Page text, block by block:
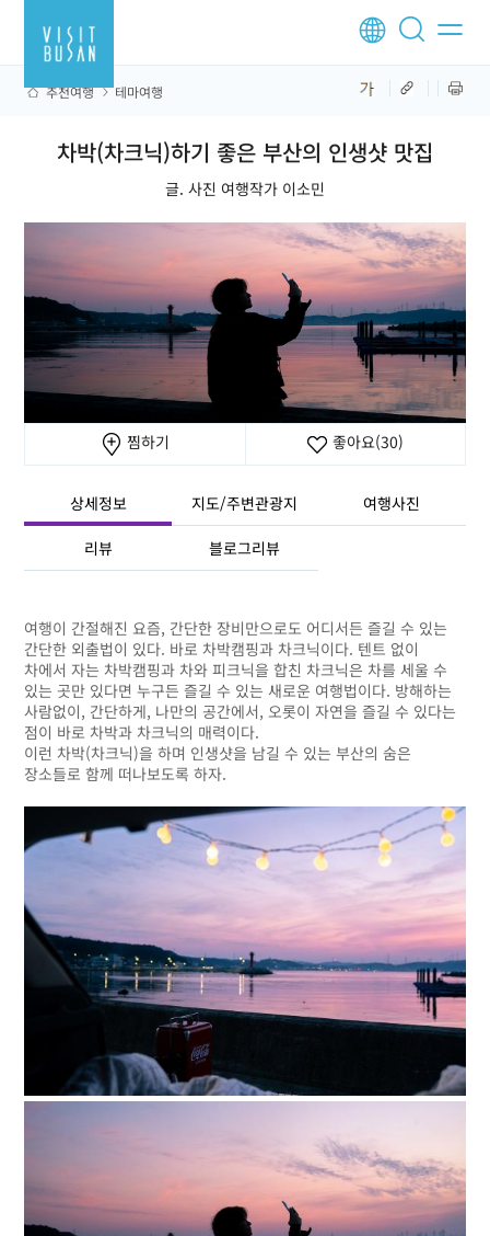
추천여행 테마여행
차박(차크닉)하기 좋은 부산의 인생샷 맛집
글. 사진 여행작가 이소민
찜하기 좋아요(30)
상세정보 지도/주변관광지 여행사진
리뷰 블로그리뷰
여행이 간절해진 요즘, 간단한 장비만으로도 어디서든 즐길 수 있는
간단한 외출법이 있다. 바로 차박캠핑과 차크닉이다. 텐트 없이
차에서 자는 차박캠핑과 차와 피크닉을 합친 차크닉은 차를 세울 수
있는 곳만 있다면 누구든 즐길 수 있는 새로운 여행법이다. 방해하는
사람없이, 간단하게, 나만의 공간에서, 오롯이 자연을 즐길 수 있다는
점이 바로 차박과 차크닉의 매력이다.
이런 차박(차크닉)을 하며 인생샷을 남길 수 있는 부산의 숨은
장소들로 함께 떠나보도록 하자.